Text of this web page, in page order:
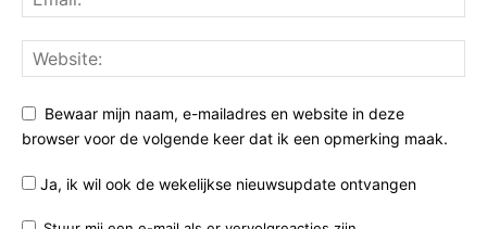
Bewaar mijn naam, e-mailadres en website in deze
browser voor de volgende keer dat ik een opmerking maak.
Ja, ik wil ook de wekelijkse nieuwsupdate ontvangen